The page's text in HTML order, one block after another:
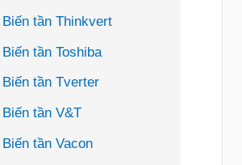
tần Thinkvert
tần Toshiba
tần Tverter
tần V&T
tần Vacon